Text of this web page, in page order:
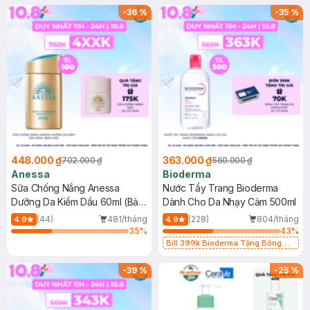
SPF 50+ 20ml (SL Có Hạn)
(SL có hạn)
-36%
448.000 ₫702.000 ₫
Anessa
Sữa Chống Nắng Anessa
Dưỡng Da Kiềm Dầu 60ml (Bản
Mới)
4.9 (44)
481/tháng
35%
-35%
363.000 ₫560.000 ₫
Bioderma
Nước Tẩy Trang Bioderma
Dành Cho Da Nhạy Cảm 500ml
4.9 (228)
804/tháng
43%
Bill 399k Bioderma Tặng Bông
-39% -25 %